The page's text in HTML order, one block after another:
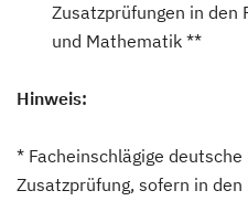
Zusatzprüfungen in den
und Mathematik **
Hinweis:
* Facheinschlägige
Zusatzprüfung, sofern in